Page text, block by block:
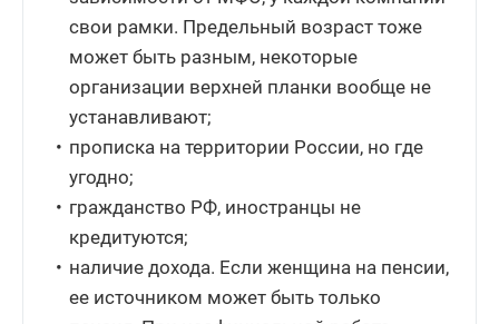
свои рамки. Предельный возраст тоже
может быть разным, некоторые
организации верхней планки вообще не
устанавливают;
прописка на территории России, но где
угодно;
гражданство РФ, иностранцы не
кредитуются;
наличие дохода. Если женщина на пенсии,
ее источником может быть только